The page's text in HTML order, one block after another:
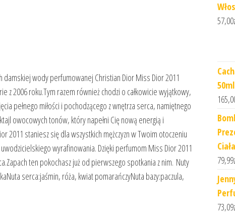
damskiej wody perfumowanej Christian Dior Miss Dior 2011
z 2006 roku.Tym razem również chodzi o całkowicie wyjątkowy,
pełnego miłości i pochodzącego z wnętrza serca, namiętnego
owocowych tonów, który napełni Cię nową energią i
2011 staniesz się dla wszystkich mężczyzn w Twoim otoczeniu
wyrafinowania. Dzięki perfumom Miss Dior 2011
ten pokochasz już od pierwszego spotkania z nim. Nuty
serca:jaśmin, róża, kwiat pomarańczyNuta bazy:paczula,
57,00
50ml
79,99
73,09